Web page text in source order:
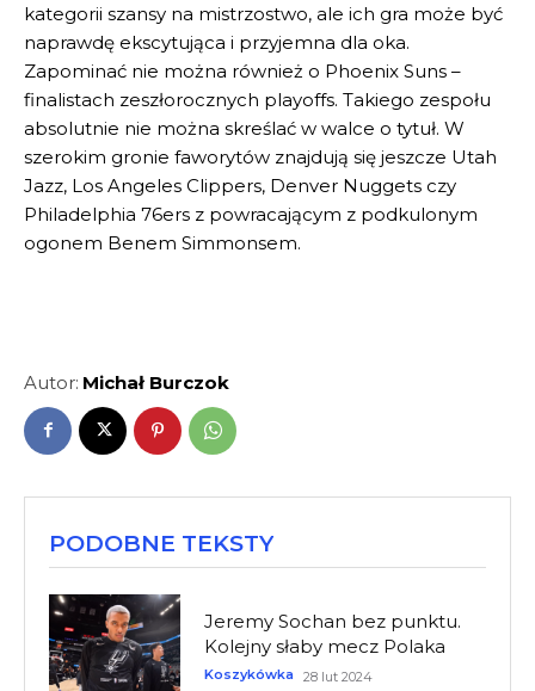
kategorii szansy na mistrzostwo, ale ich gra może być
naprawdę ekscytująca i przyjemna dla oka.
Zapominać nie można również o Phoenix Suns –
finalistach zeszłorocznych playoffs. Takiego zespołu
absolutnie nie można skreślać w walce o tytuł. W
szerokim gronie faworytów znajdują się jeszcze Utah
Jazz, Los Angeles Clippers, Denver Nuggets czy
Philadelphia 76ers z powracającym z podkulonym
ogonem Benem Simmonsem.
Autor: Michał Burczok
PODOBNE TEKSTY
Jeremy Sochan bez punktu.
Kolejny słaby mecz Polaka
Koszykówka 28 lut 2024